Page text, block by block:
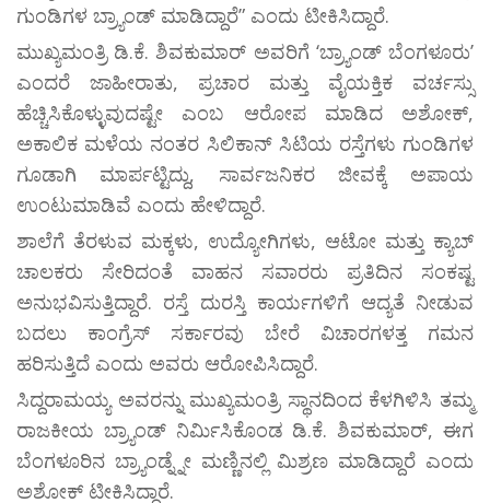
ಗುಂಡಿಗಳ ಬ್ರ್ಯಾಂಡ್ ಮಾಡಿದ್ದಾರೆ” ಎಂದು ಟೀಕಿಸಿದ್ದಾರೆ.
ಮುಖ್ಯಮಂತ್ರಿ ಡಿ.ಕೆ. ಶಿವಕುಮಾರ್ ಅವರಿಗೆ ‘ಬ್ರ್ಯಾಂಡ್ ಬೆಂಗಳೂರು’
ಎಂದರೆ ಜಾಹೀರಾತು, ಪ್ರಚಾರ ಮತ್ತು ವೈಯಕ್ತಿಕ ವರ್ಚಸ್ಸು
ಹೆಚ್ಚಿಸಿಕೊಳ್ಳುವುದಷ್ಟೇ ಎಂಬ ಆರೋಪ ಮಾಡಿದ ಅಶೋಕ್,
ಅಕಾಲಿಕ ಮಳೆಯ ನಂತರ ಸಿಲಿಕಾನ್ ಸಿಟಿಯ ರಸ್ತೆಗಳು ಗುಂಡಿಗಳ
ಗೂಡಾಗಿ ಮಾರ್ಪಟ್ಟಿದ್ದು, ಸಾರ್ವಜನಿಕರ ಜೀವಕ್ಕೆ ಅಪಾಯ
ಉಂಟುಮಾಡಿವೆ ಎಂದು ಹೇಳಿದ್ದಾರೆ.
ಶಾಲೆಗೆ ತೆರಳುವ ಮಕ್ಕಳು, ಉದ್ಯೋಗಿಗಳು, ಆಟೋ ಮತ್ತು ಕ್ಯಾಬ್
ಚಾಲಕರು ಸೇರಿದಂತೆ ವಾಹನ ಸವಾರರು ಪ್ರತಿದಿನ ಸಂಕಷ್ಟ
ಅನುಭವಿಸುತ್ತಿದ್ದಾರೆ. ರಸ್ತೆ ದುರಸ್ತಿ ಕಾರ್ಯಗಳಿಗೆ ಆದ್ಯತೆ ನೀಡುವ
ಬದಲು ಕಾಂಗ್ರೆಸ್ ಸರ್ಕಾರವು ಬೇರೆ ವಿಚಾರಗಳತ್ತ ಗಮನ
ಹರಿಸುತ್ತಿದೆ ಎಂದು ಅವರು ಆರೋಪಿಸಿದ್ದಾರೆ.
ಸಿದ್ದರಾಮಯ್ಯ ಅವರನ್ನು ಮುಖ್ಯಮಂತ್ರಿ ಸ್ಥಾನದಿಂದ ಕೆಳಗಿಳಿಸಿ ತಮ್ಮ
ರಾಜಕೀಯ ಬ್ರ್ಯಾಂಡ್ ನಿರ್ಮಿಸಿಕೊಂಡ ಡಿ.ಕೆ. ಶಿವಕುಮಾರ್, ಈಗ
ಬೆಂಗಳೂರಿನ ಬ್ರ್ಯಾಂಡ್ನ್ನೇ ಮಣ್ಣಿನಲ್ಲಿ ಮಿಶ್ರಣ ಮಾಡಿದ್ದಾರೆ ಎಂದು
ಅಶೋಕ್ ಟೀಕಿಸಿದ್ದಾರೆ.